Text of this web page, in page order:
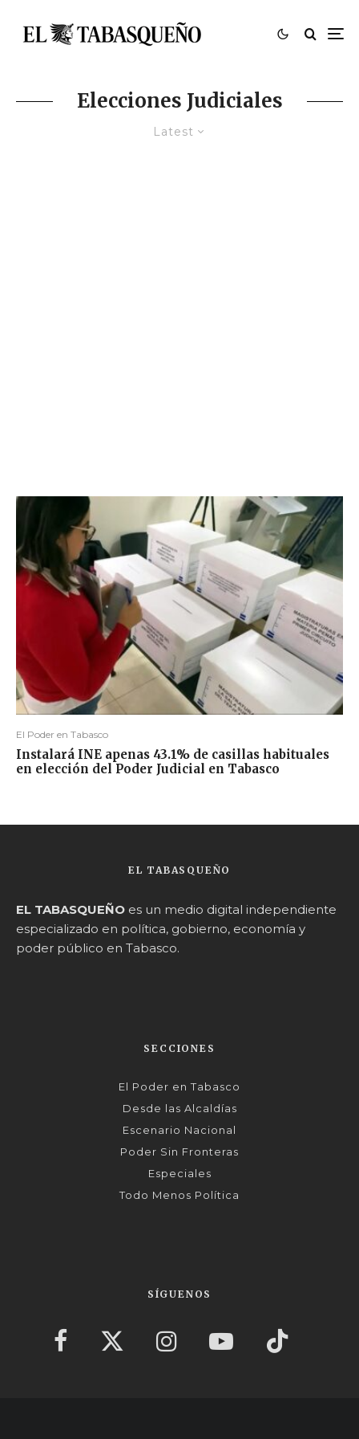
Elecciones Judiciales
Latest
El Poder en Tabasco
Instalará INE apenas 43.1% de casillas habituales
en elección del Poder Judicial en Tabasco
EL TABASQUEÑO
EL TABASQUEÑO es un medio digital independiente
especializado en política, gobierno, economía y
poder público en Tabasco.
SECCIONES
El Poder en Tabasco
Desde las Alcaldías
Escenario Nacional
Poder Sin Fronteras
Especiales
Todo Menos Política
SÍGUENOS